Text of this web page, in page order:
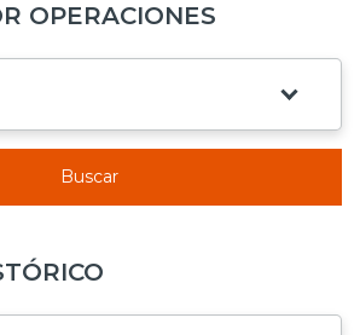
OPERACIONES
Buscar